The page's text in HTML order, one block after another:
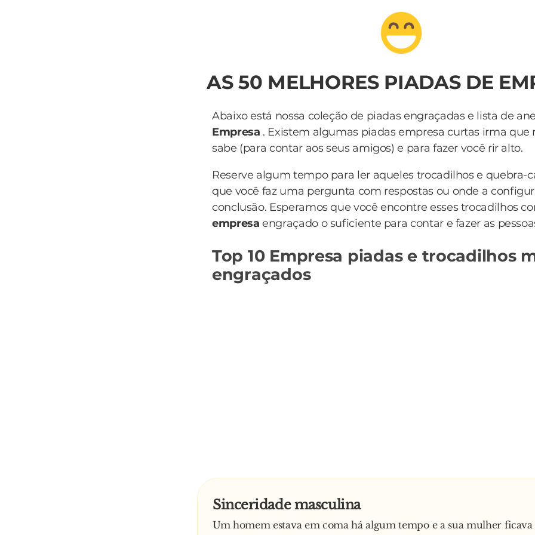
AS 50 MELHORES PIADAS DE
Abaixo está nossa coleção de piadas engraçadas e lista de
Empresa . Existem algumas piadas empresa curtas irma
sabe (para contar aos seus amigos) e para fazer você rir alto.
Reserve algum tempo para ler aqueles trocadilhos e quebra-
que você faz uma pergunta com respostas ou onde a
conclusão. Esperamos que você encontre esses trocadilhos
empresaengraçado o suficiente para contar e fazer as
Top 10 Empresa piadas e trocadilhos
engraçados
Sinceridade masculina
Um homem estava em coma há algum tempo e a sua mulher ficava